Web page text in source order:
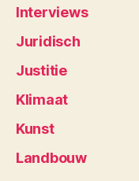
Interviews
Juridisch
Justitie
Klimaat
Kunst
Landbouw